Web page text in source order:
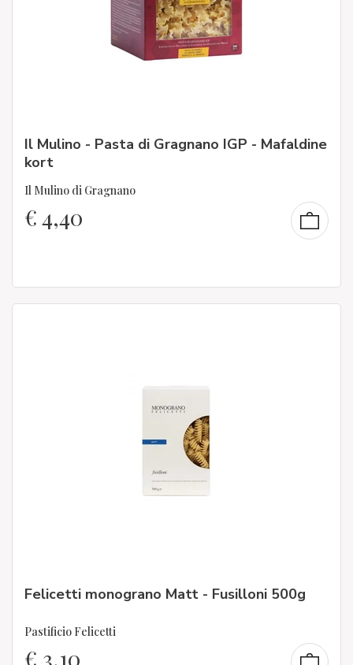
Il Mulino - Pasta di Gragnano IGP - Mafaldine
kort
Il Mulino di Gragnano
€4,40
Felicetti monograno Matt - Fusilloni 500g
Pastificio Felicetti
€ 3,10